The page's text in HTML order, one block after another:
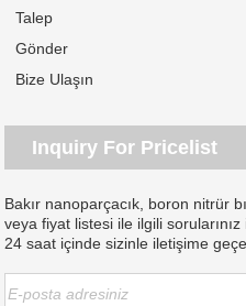
Talep
Gönder
Bize Ulaşın
Inquiry For Pricelist
Bakır nanoparçacık, boron nitrür
veya fiyat listesi ile ilgili sorularınız
24 saat içinde sizinle iletişime